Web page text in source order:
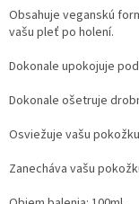
Obsahuje veganskú
vašu pleť po holení.
Dokonale upokojuje
Dokonale ošetruje
Osviežuje vašu
Zanecháva vašu